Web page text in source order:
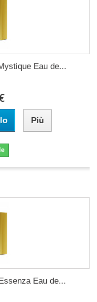
Eau de...
Più
Eau de...